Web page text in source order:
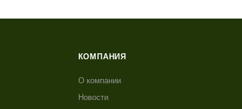
КОМПАНИЯ
О компании
Новости